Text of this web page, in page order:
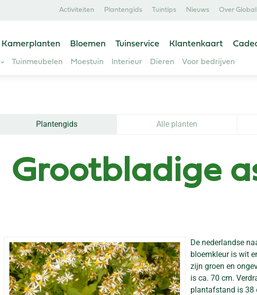
Activiteiten Plantengids Tuintips Nieuws Over
Kamerplanten Bloemen Tuinservice Klantenkaart
Tuinmeubelen Moestuin Interieur Dieren Voor bedrijven
Plantengids Alle planten
Grootbladige
De nederlandse
bloemkleur is wit
zijn groen en
is ca. 70 cm.
plantafstand is 38